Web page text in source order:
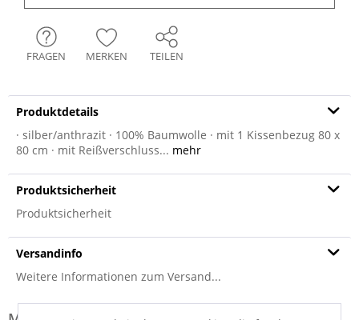
FRAGEN MERKEN TEILEN
Produktdetails
· silber/anthrazit · 100% Baumwolle · mit 1 Kissenbezug 80 x
80 cm · mit Reißverschluss... mehr
Produktsicherheit
Produktsicherheit
Versandinfo
Weitere Informationen zum Versand...